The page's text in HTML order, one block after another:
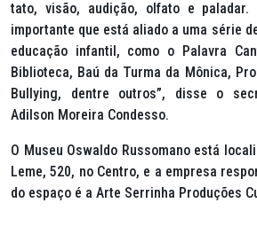
tato, visão, audição, olfato e
importante que está aliado a uma série
educação infantil, como o Palavra
Biblioteca, Baú da Turma da Mônica,
Bullying, dentre outros”, disse o
Adilson Moreira Condesso.
O Museu Oswaldo Russomano está
Leme, 520, no Centro, e a empresa
do espaço é a Arte Serrinha Produções